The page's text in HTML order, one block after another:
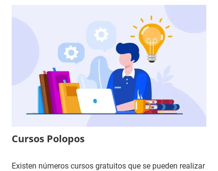
Cursos Polopos
Existen números cursos gratuitos que se pueden realizar